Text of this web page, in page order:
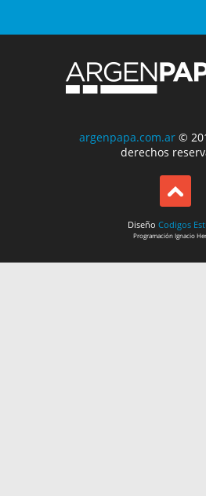
argenpapa.com.ar ©
derechos
Diseño Codigos
ProgramaciónIgnacio